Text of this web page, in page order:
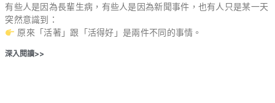
有些人是因為長輩生病，有些人是因為新聞事件，也有人只是某一天
突然意識到：
原來「活著」跟「活得好」是兩件不同的事情。
深入閱讀>>